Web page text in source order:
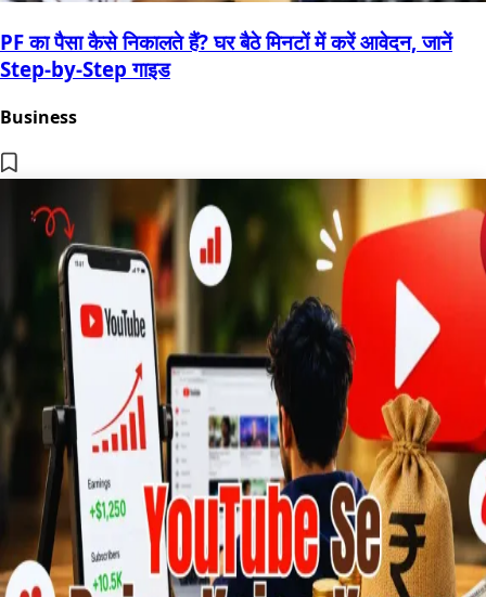
PF का पैसा कैसे निकालते हैं? घर बैठे मिनटों में करें आवेदन, जानें
Step-by-Step गाइड
Business